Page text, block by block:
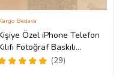
Özel iPhone Telefon
Fotoğraf Baskılı
13/14/14Pro/14ProMax/15/
(29)
Bedava